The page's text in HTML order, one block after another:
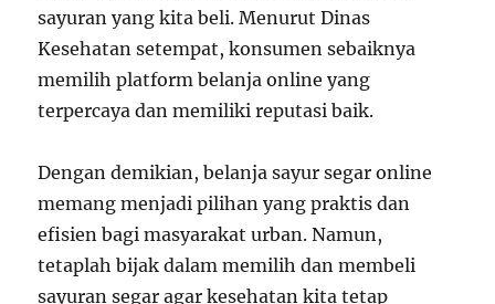
sayuran yang kita beli. Menurut Dinas
Kesehatan setempat, konsumen sebaiknya
memilih platform belanja online yang
terpercaya dan memiliki reputasi baik.
Dengan demikian, belanja sayur segar online
memang menjadi pilihan yang praktis dan
efisien bagi masyarakat urban. Namun,
tetaplah bijak dalam memilih dan membeli
sayuran segar agar kesehatan kita tetap